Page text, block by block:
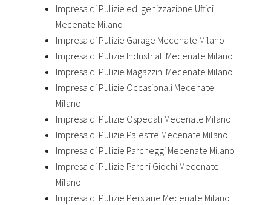
Impresa di Pulizie ed Igenizzazione Uffici
Mecenate Milano
Impresa di Pulizie Garage Mecenate Milano
Impresa di Pulizie Industriali Mecenate Milano
Impresa di Pulizie Magazzini Mecenate Milano
Impresa di Pulizie Occasionali Mecenate
Milano
Impresa di Pulizie Ospedali Mecenate Milano
Impresa di Pulizie Palestre Mecenate Milano
Impresa di Pulizie Parcheggi Mecenate Milano
Impresa di Pulizie Parchi Giochi Mecenate
Milano
Impresa di Pulizie Persiane Mecenate Milano